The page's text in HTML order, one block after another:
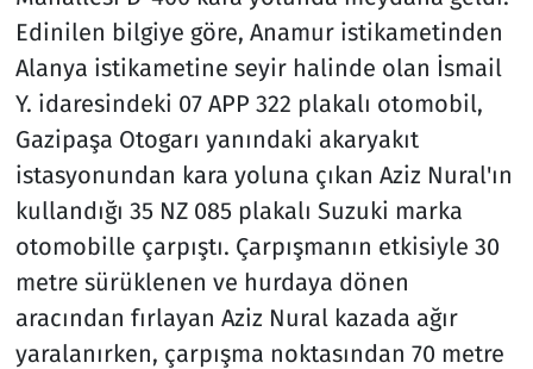
Edinilen bilgiye göre, Anamur istikametinden
Alanya istikametine seyir halinde olan İsmail
Y. idaresindeki 07 APP 322 plakalı otomobil,
Gazipaşa Otogarı yanındaki akaryakıt
istasyonundan kara yoluna çıkan Aziz Nural'ın
kullandığı 35 NZ 085 plakalı Suzuki marka
otomobille çarpıştı. Çarpışmanın etkisiyle 30
metre sürüklenen ve hurdaya dönen
aracından fırlayan Aziz Nural kazada ağır
yaralanırken, çarpışma noktasından 70 metre